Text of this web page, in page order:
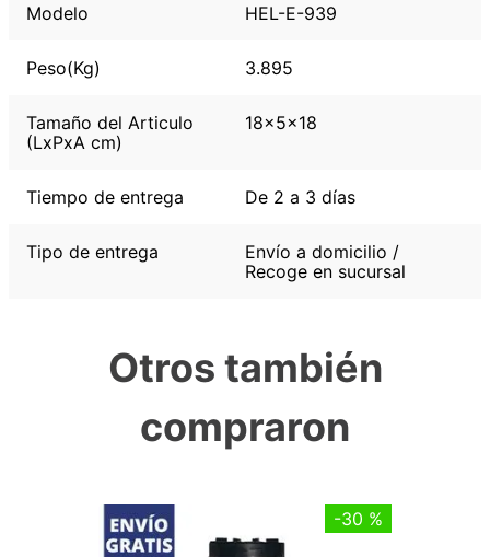
Modelo HEL-E-939
Peso(Kg) 3.895
Tamaño del Articulo
(LxPxA cm)
18x5x18
Tiempo de entrega De 2 a 3 días
Tipo de entrega
Envío a domicilio /
Recoge en sucursal
Otros también
compraron
-30 %